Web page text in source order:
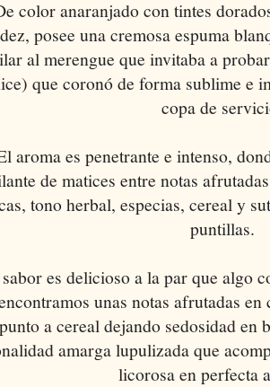
color anaranjado con tintes
posee una cremosa espuma
al merengue que invitaba a
que coronó de forma sublime e
copa de
aroma es penetrante e intenso,
de matices entre notas
tono herbal, especias, cereal y
puntillas.
es delicioso a la par que algo
unas notas afrutadas
punto a cereal dejando sedosidad en
amarga lupulizada que
licorosa en perfecta